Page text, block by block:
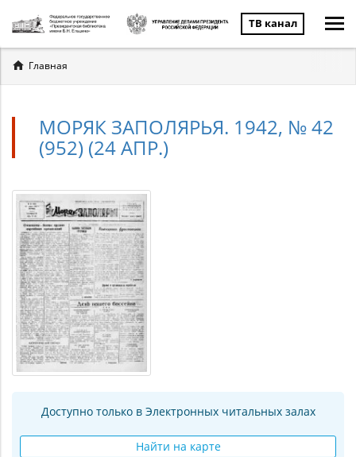
ТВ канал
Вы
здесь
Главная
МОРЯК ЗАПОЛЯРЬЯ. 1942, № 42
(952) (24 АПР.)
Доступно только в Электронных читальных залах
Найти на карте